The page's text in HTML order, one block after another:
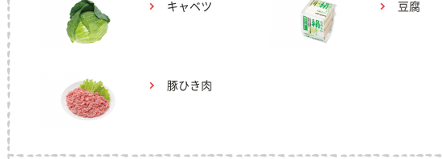
キャベツ 豆腐
豚ひき肉